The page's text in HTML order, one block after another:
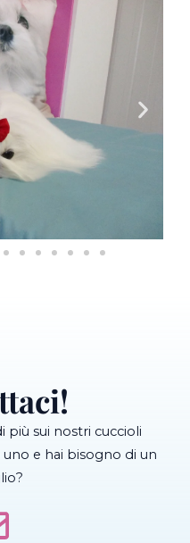
più sui nostri cuccioli
e hai bisogno di un